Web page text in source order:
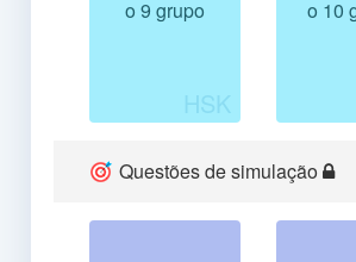
o 9 grupo
o 10
Questões de simulação